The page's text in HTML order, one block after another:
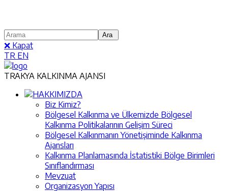
❌ Kapat
TR EN
TRAKYA KALKINMA AJANSI
HAKKIMIZDA
Biz Kimiz?
Bölgesel Kalkınma ve Ülkemizde Bölgesel
Kalkınma Politikalarının Gelişim Süreci
Bölgesel Kalkınmanın Yönetişiminde Kalkınma
Ajansları
Kalkınma Planlamasında İstatistiki Bölge Birimleri
Sınıflandırması
Mevzuat
Organizasyon Yapısı